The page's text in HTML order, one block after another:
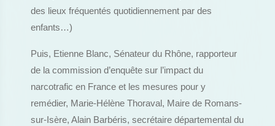
des lieux fréquentés quotidiennement par des
enfants…)
Puis, Etienne Blanc, Sénateur du Rhône, rapporteur
de la commission d’enquête sur l’impact du
narcotrafic en France et les mesures pour y
remédier, Marie-Hélène Thoraval, Maire de Romans-
sur-Isère, Alain Barbéris, secrétaire départemental du